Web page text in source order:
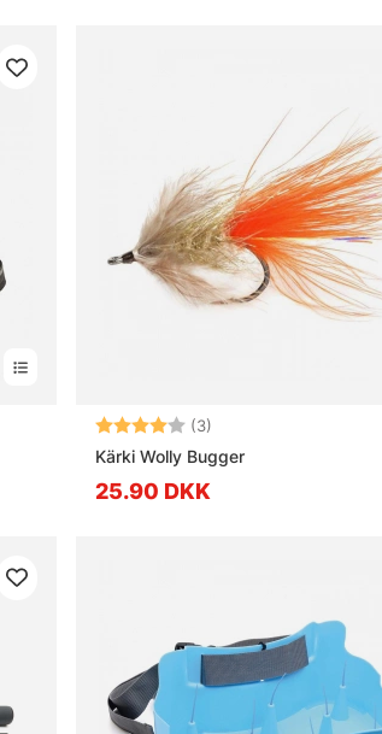
Vurdering:(3)
Kärki Wolly Bugger
25.90 DKK